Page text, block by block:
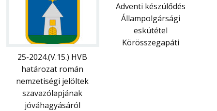
25-2024.(V.15.) HVB
határozat román
nemzetiségi jelöltek
szavazólapjának
jóváhagyásáról
Adventi készülődés
Állampolgársági
eskütétel
Körösszegapáti